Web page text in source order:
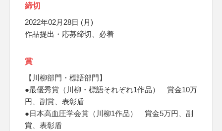
締切
2022年02月28日 (月)
作品提出・応募締切、必着
賞
【川柳部門・標語部門】
●最優秀賞（川柳・標語それぞれ1作品） 賞金10万
円、副賞、表彰盾
●日本高血圧学会賞（川柳1作品） 賞金5万円、副
賞、表彰盾